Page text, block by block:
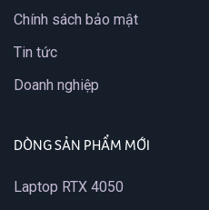
Chính sách bảo mật
Tin tức
Doanh nghiệp
DÒNG SẢN PHẨM MỚI
Laptop RTX 4050